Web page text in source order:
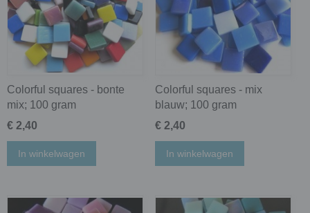
Colorful squares - bonte
mix; 100 gram
€ 2,40
In winkelwagen
Colorful squares - mix
blauw; 100 gram
€ 2,40
In winkelwagen